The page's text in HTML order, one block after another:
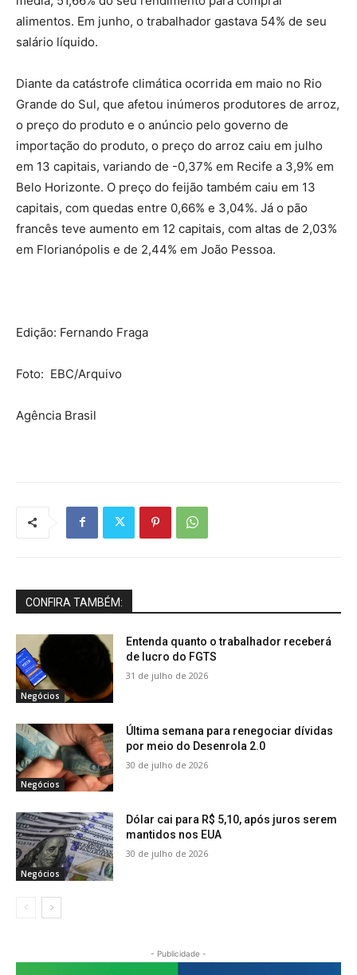
alimentos. Em junho, o trabalhador gastava 54% de seu
salário líquido.
Diante da catástrofe climática ocorrida em maio no Rio
Grande do Sul, que afetou inúmeros produtores de arroz,
o preço do produto e o anúncio pelo governo de
importação do produto, o preço do arroz caiu em julho
em 13 capitais, variando de -0,37% em Recife a 3,9% em
Belo Horizonte. O preço do feijão também caiu em 13
capitais, com quedas entre 0,66% e 3,04%. Já o pão
francês teve aumento em 12 capitais, com altas de 2,03%
em Florianópolis e de 2,44% em João Pessoa.
Edição: Fernando Fraga
Foto: EBC/Arquivo
Agência Brasil
CONFIRA TAMBÉM:
Negócios
Entenda quanto o trabalhador receberá
de lucro do FGTS
31 de julho de 2026
Negócios
Última semana para renegociar dívidas
por meio do Desenrola 2.0
30 de julho de 2026
Negócios
Dólar cai para R$ 5,10, após juros serem
mantidos nos EUA
30 de julho de 2026
- Publicidade -